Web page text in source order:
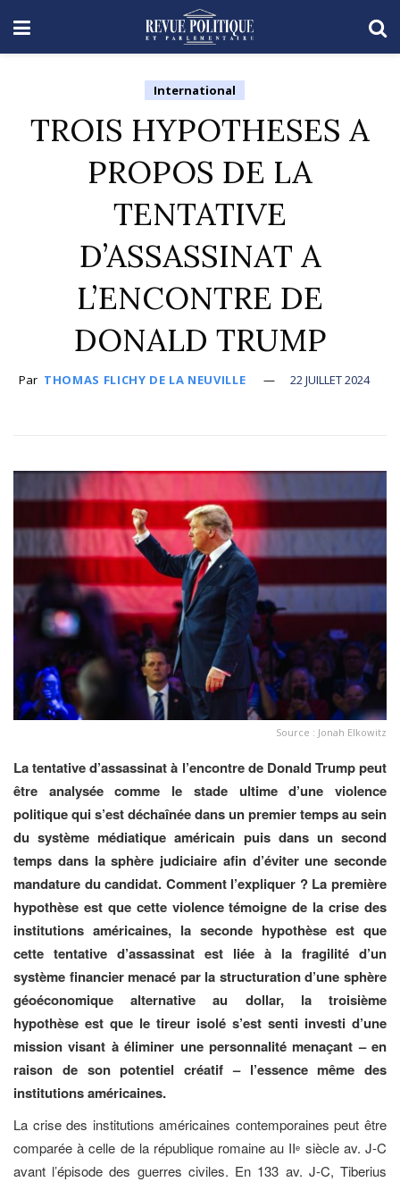
International
TROIS HYPOTHESES A
PROPOS DE LA
TENTATIVE
D’ASSASSINAT A
L’ENCONTRE DE
DONALD TRUMP
Par THOMAS FLICHY DE LA NEUVILLE 22 JUILLET 2024
Source : Jonah Elkowitz
La tentative d’assassinat à l’encontre de Donald Trump peut
être analysée comme le stade ultime d’une violence
politique qui s’est déchaînée dans un premier temps au sein
du système médiatique américain puis dans un second
temps dans la sphère judiciaire afin d’éviter une seconde
mandature du candidat. Comment l’expliquer ? La première
hypothèse est que cette violence témoigne de la crise des
institutions américaines, la seconde hypothèse est que
cette tentative d’assassinat est liée à la fragilité d’un
système financier menacé par la structuration d’une sphère
géoéconomique alternative au dollar, la troisième
hypothèse est que le tireur isolé s’est senti investi d’une
mission visant à éliminer une personnalité menaçant – en
raison de son potentiel créatif – l’essence même des
institutions américaines.
La crise des institutions américaines contemporaines peut être
comparée à celle de la république romaine au IIe siècle av. J-C
avant l’épisode des guerres civiles. En 133 av. J-C, Tiberius